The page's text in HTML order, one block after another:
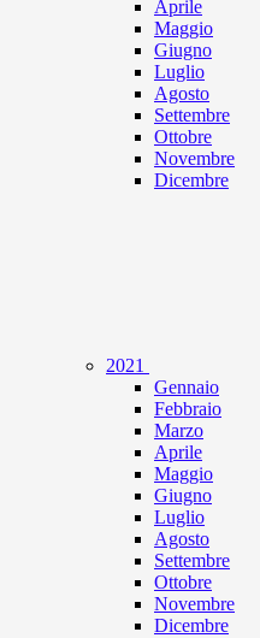
Aprile
Maggio
Giugno
Luglio
Agosto
Settembre
Ottobre
Novembre
Dicembre
2021
Gennaio
Febbraio
Marzo
Aprile
Maggio
Giugno
Luglio
Agosto
Settembre
Ottobre
Novembre
Dicembre